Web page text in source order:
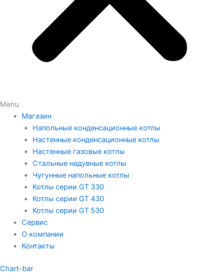
Menu
Магазин
Напольные конденсационные котлы
Настенные конденсационные котлы
Настенные газовые котлы
Стальные надувные котлы
Чугунные напольные котлы
Котлы серии GT 330
Котлы серии GT 430
Котлы серии GT 530
Сервис
О компании
Контакты
Chart-bar